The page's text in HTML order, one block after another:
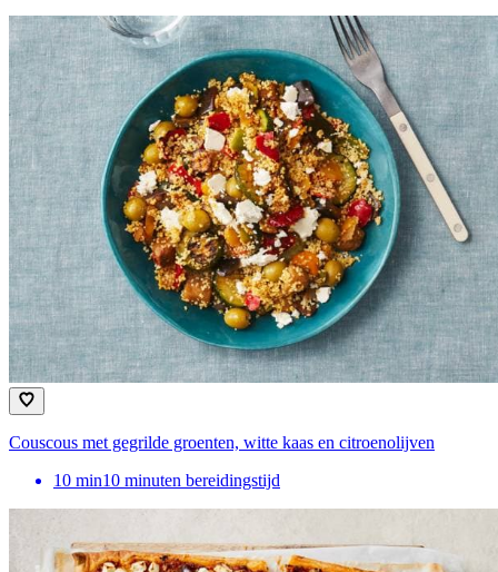
Couscous met gegrilde groenten, witte kaas en citroenolijven
10 min10 minuten bereidingstijd